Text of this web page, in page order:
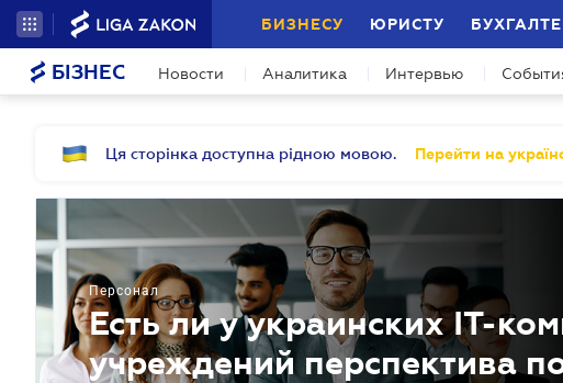
БИЗНЕСУ ЮРИСТУ
БІЗНЕС Новости Аналитика Интервью
Ця сторінка доступна рідною мовою. Перейти на
Персонал
Есть ли у украинских IT-
учреждений перспектива